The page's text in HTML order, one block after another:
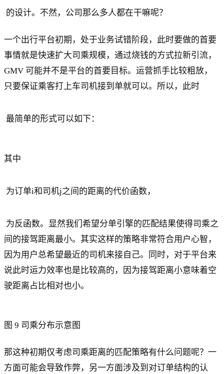
的设计。不然，公司那么多人都在干嘛呢？
一个出行平台初期，处于业务试错阶段，此时要做的首要
事情就是快速扩大司乘规模，通过烧钱的方式拉新引流，
GMV 可能并不是平台的首要目标。运营抓手比较粗放，
只要保证乘客打上车司机接到单就可以。所以，此时
最简单的形式可以如下：
其中
为订单i和司机j之间的距离的代价函数，
为反函数。显然我们希望分单引擎的匹配结果使得司乘之
间的接驾距离最小。其实这样的策略非常符合用户心智，
因为用户总希望最近的司机来接自己。同时，对于平台来
说此时运力效率也是比较高的，因为接驾距离小意味着空
驶距离占比相对也小。
图 9 司乘分布示意图
那这种初期仅考虑司乘距离的匹配策略有什么问题呢？一
方面可能会导致作弊，另一方面涉及到对订单结构的认